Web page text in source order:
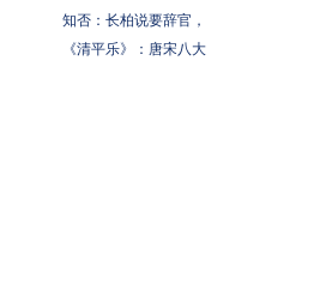
知否：长柏说要辞官，
《清平乐》：唐宋八大